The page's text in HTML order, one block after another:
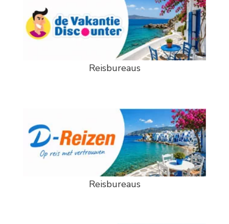
Reisbureaus
Reisbureaus